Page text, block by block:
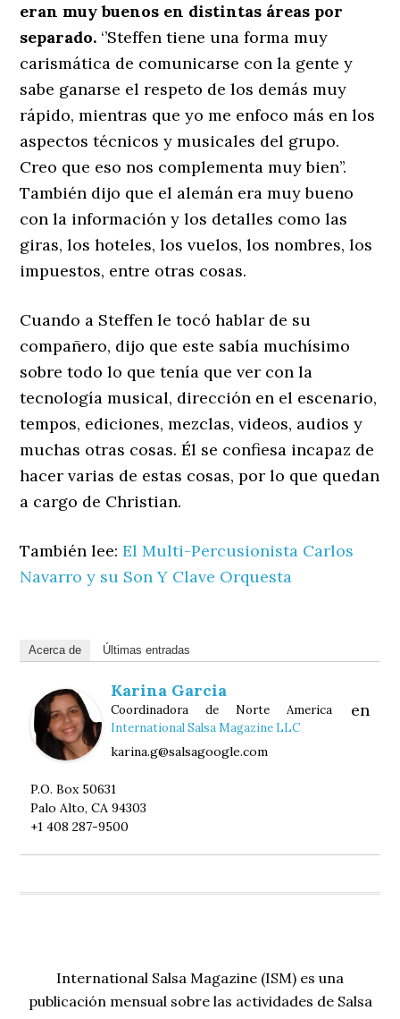
eran muy buenos en distintas áreas por
separado. ‘’Steffen tiene una forma muy
carismática de comunicarse con la gente y
sabe ganarse el respeto de los demás muy
rápido, mientras que yo me enfoco más en los
aspectos técnicos y musicales del grupo.
Creo que eso nos complementa muy bien’’.
También dijo que el alemán era muy bueno
con la información y los detalles como las
giras, los hoteles, los vuelos, los nombres, los
impuestos, entre otras cosas.
Cuando a Steffen le tocó hablar de su
compañero, dijo que este sabía muchísimo
sobre todo lo que tenía que ver con la
tecnología musical, dirección en el escenario,
tempos, ediciones, mezclas, videos, audios y
muchas otras cosas. Él se confiesa incapaz de
hacer varias de estas cosas, por lo que quedan
a cargo de Christian.
También lee:El Multi-Percusionista Carlos
Navarro y su Son Y Clave Orquesta
Acerca de Últimas entradas
Karina Garcia
Coordinadora de Norte Americaen
International Salsa Magazine LLC
karina.g@salsagoogle.com
P.O. Box 50631
Palo Alto, CA 94303
+1 408 287-9500
International Salsa Magazine (ISM) es una
publicación mensual sobre las actividades de Salsa